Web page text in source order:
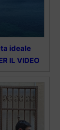
ideale
IL VIDEO